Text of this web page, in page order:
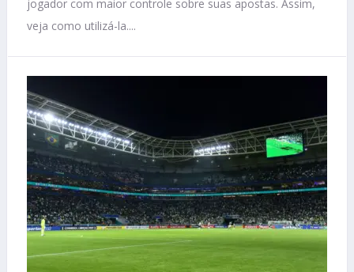
jogador com maior controle sobre suas apostas. Assim,
veja como utilizá-la....